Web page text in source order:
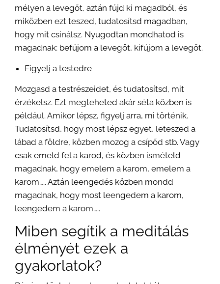
mélyen a levegőt, aztán fújd ki magadból, és
miközben ezt teszed, tudatosítsd magadban,
hogy mit csinálsz. Nyugodtan mondhatod is
magadnak: befújom a levegőt, kifújom a levegőt.
Figyelj a testedre
Mozgasd a testrészeidet, és tudatosítsd, mit
érzékelsz. Ezt megteheted akár séta közben is
például. Amikor lépsz, figyelj arra, mi történik.
Tudatosítsd, hogy most lépsz egyet, leteszed a
lábad a földre, közben mozog a csípőd stb. Vagy
csak emeld fel a karod, és közben ismételd
magadnak, hogy emelem a karom, emelem a
karom….. Aztán leengedés közben mondd
magadnak, hogy most leengedem a karom,
leengedem a karom…..
Miben segítik a meditálás
élményét ezek a
gyakorlatok?